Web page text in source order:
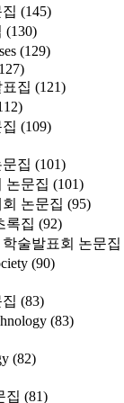
(145)
(130)
(129)
집 (121)
(109)
집 (101)
논문집 (101)
논문집 (95)
록집 (92)
술발표회 논문집
(90)
(83)
(83)
(82)
집 (81)